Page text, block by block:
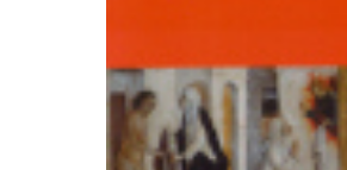
AGGIUNGI AL CARRELLO